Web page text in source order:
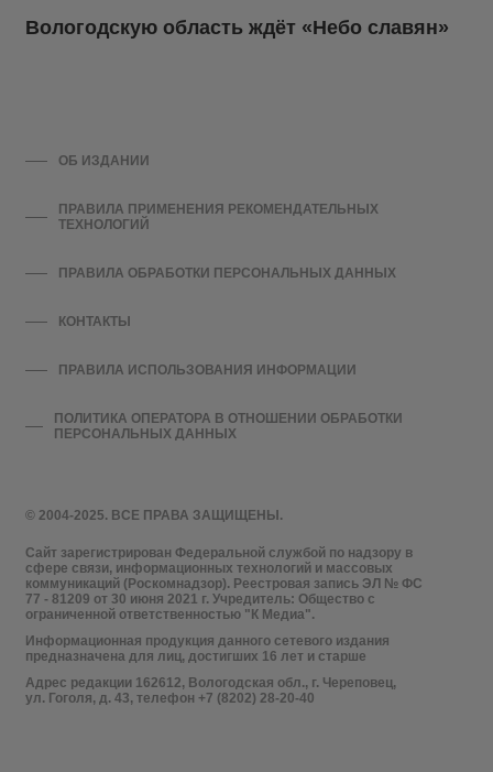
Вологодскую область ждёт «Небо славян»
© 2004-2025. ВСЕ ПРАВА ЗАЩИЩЕНЫ.
Сайт зарегистрирован Федеральной службой по надзору в
сфере связи, информационных технологий и массовых
коммуникаций (Роскомнадзор). Реестровая запись ЭЛ № ФС
77 - 81209 от 30 июня 2021 г. Учредитель: Общество с
ограниченной ответственностью "К Медиа".
Информационная продукция данного сетевого издания
предназначена для лиц, достигших 16 лет и старше
Адрес редакции 162612, Вологодская обл., г. Череповец,
ул. Гоголя, д. 43, телефон +7 (8202) 28-20-40
ОБ ИЗДАНИИ
ПРАВИЛА ПРИМЕНЕНИЯ РЕКОМЕНДАТЕЛЬНЫХ
ТЕХНОЛОГИЙ
ПРАВИЛА ОБРАБОТКИ ПЕРСОНАЛЬНЫХ ДАННЫХ
КОНТАКТЫ
ПРАВИЛА ИСПОЛЬЗОВАНИЯ ИНФОРМАЦИИ
ПОЛИТИКА ОПЕРАТОРА В ОТНОШЕНИИ ОБРАБОТКИ
ПЕРСОНАЛЬНЫХ ДАННЫХ